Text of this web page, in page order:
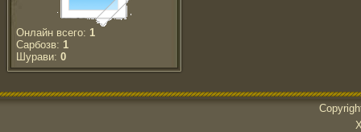
Онлайн всего: 1
Сарбозв: 1
Шурави: 0